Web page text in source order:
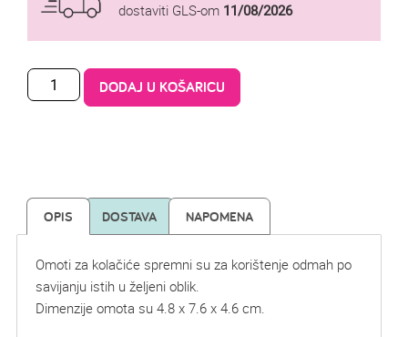
dostaviti GLS-om 11/08/2026
DODAJ U KOŠARICU
OPIS DOSTAVA NAPOMENA
Omoti za kolačiće spremni su za korištenje odmah po
savijanju istih u željeni oblik.
Dimenzije omota su 4.8 x 7.6 x 4.6 cm.